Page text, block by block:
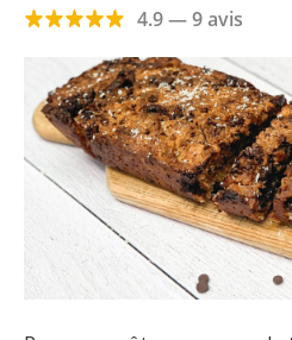
4.9 — 9 avis